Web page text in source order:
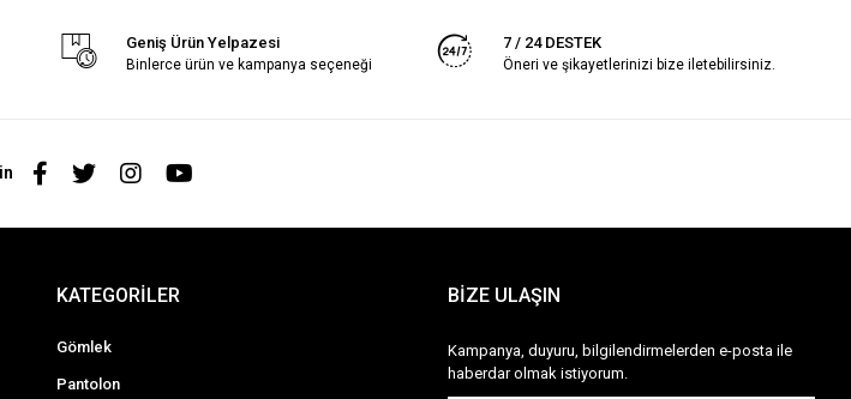
Geniş Ürün Yelpazesi
Binlerce ürün ve kampanya seçeneği
7 / 24 DESTEK
Öneri ve şikayetlerinizi bize iletebilirsiniz.
KATEGORİLER
Gömlek
Pantolon
BİZE ULAŞIN
Kampanya, duyuru, bilgilendirmelerden e-posta ile
haberdar olmak istiyorum.